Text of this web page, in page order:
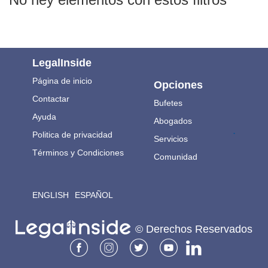
LegalInside
Página de inicio
Contactar
Ayuda
Politica de privacidad
Términos y Condiciones
ENGLISH ESPAÑOL
Opciones
Bufetes
Abogados
Servicios
Comunidad
.
© Derechos Reservados